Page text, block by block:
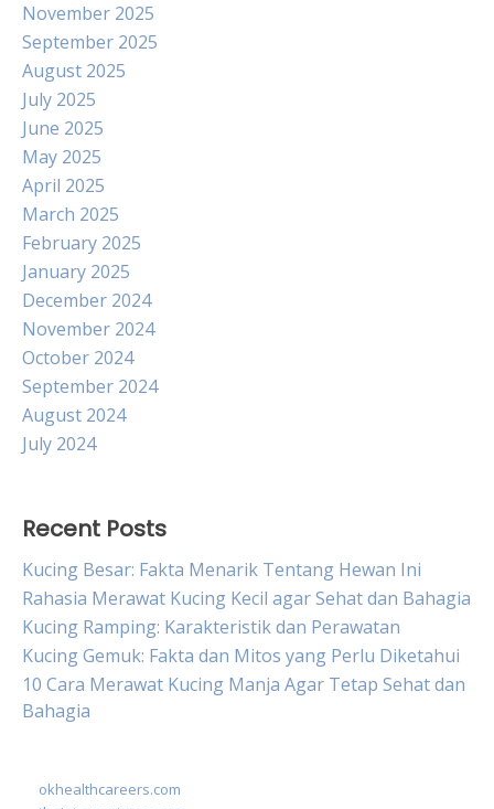
November 2025
September 2025
August 2025
July 2025
June 2025
May 2025
April 2025
March 2025
February 2025
January 2025
December 2024
November 2024
October 2024
September 2024
August 2024
July 2024
Recent Posts
Kucing Besar: Fakta Menarik Tentang Hewan Ini
Rahasia Merawat Kucing Kecil agar Sehat dan Bahagia
Kucing Ramping: Karakteristik dan Perawatan
Kucing Gemuk: Fakta dan Mitos yang Perlu Diketahui
10 Cara Merawat Kucing Manja Agar Tetap Sehat dan
Bahagia
okhealthcareers.com